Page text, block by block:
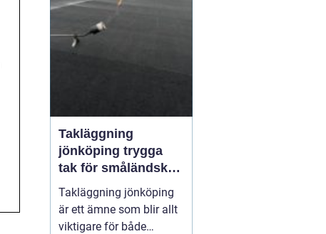
bergsprängning det
möjligt att forma
landskap ...
Takläggning
jönköping trygga
tak för småländskt
väder
Takläggning jönköping
är ett ämne som blir allt
viktigare för både